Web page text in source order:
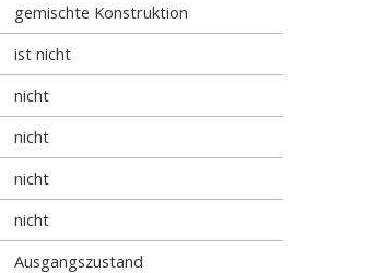
gemischte Konstruktion
ist nicht
nicht
nicht
nicht
nicht
Ausgangszustand